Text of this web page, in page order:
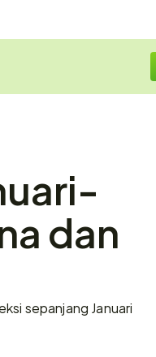
dan
sepanjang Januari